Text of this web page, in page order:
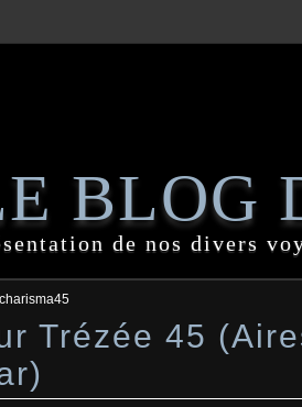
BLOG
de nos divers
Trézée 45